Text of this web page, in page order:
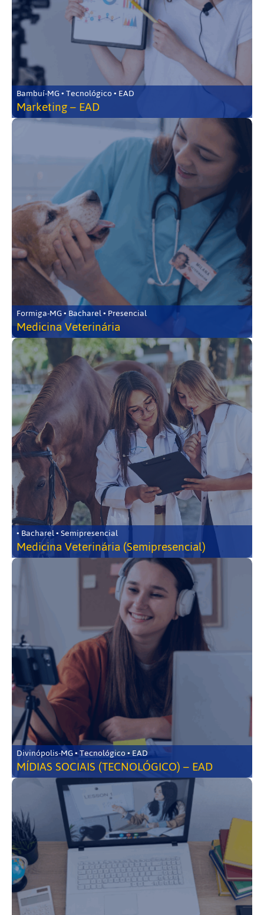
Bambuí-MG • Tecnológico • EAD
Marketing – EAD
Formiga-MG • Bacharel • Presencial
Medicina Veterinária
• Bacharel • Semipresencial
Medicina Veterinária (Semipresencial)
Divinópolis-MG • Tecnológico • EAD
MÍDIAS SOCIAIS (TECNOLÓGICO) – EAD